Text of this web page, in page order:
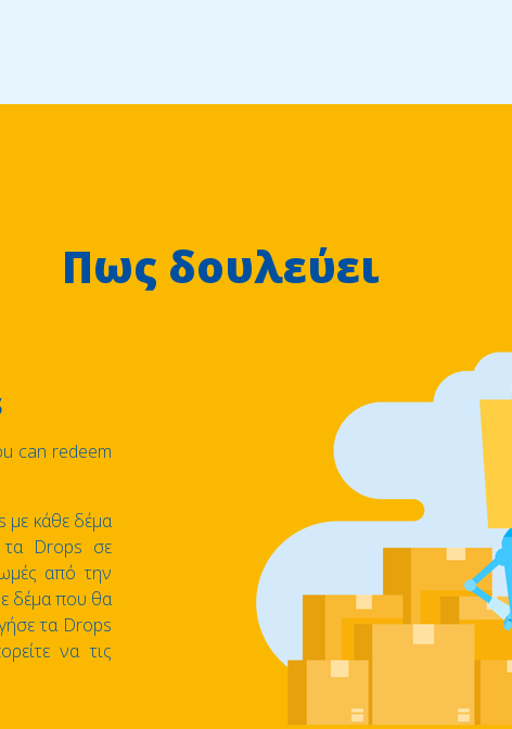
Πως δουλεύει
can redeem
με κάθε δέμα
τα Drops σε
από την
δέμα που θα
τα Drops
να τις